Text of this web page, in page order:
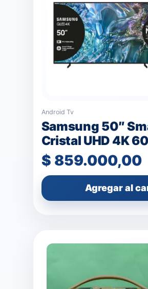
Android Tv
Samsung 50″
Cristal UHD 4K
$ 859.000,00
Agregar al